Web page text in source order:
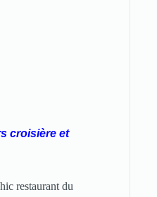
croisière et
restaurant du